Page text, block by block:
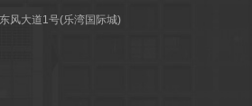
风大道1号(乐湾国际城)